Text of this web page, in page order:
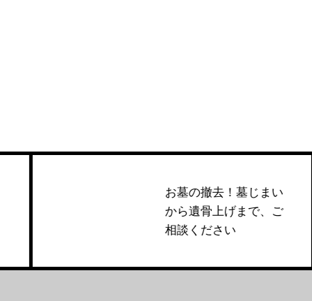
お墓の撤去！墓じまい
から遺骨上げまで、ご
相談ください